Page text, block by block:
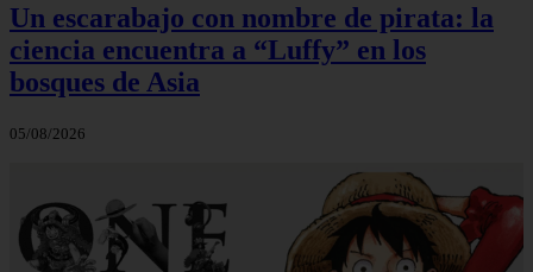
Un escarabajo con nombre de pirata: la
ciencia encuentra a “Luffy” en los
bosques de Asia
05/08/2026